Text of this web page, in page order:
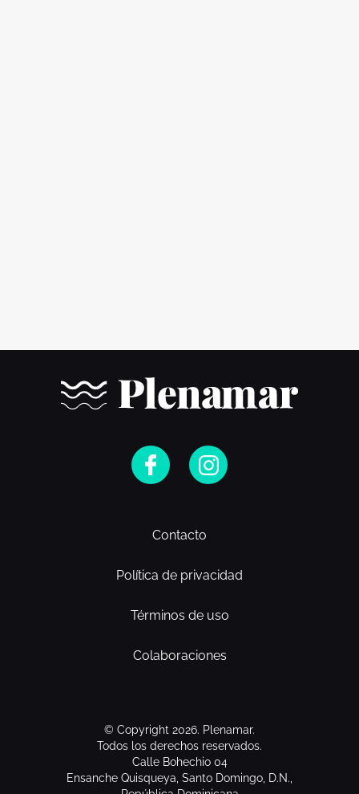
Contacto
Política de privacidad
Términos de uso
Colaboraciones
© Copyright 2026. Plenamar.
Todos los derechos reservados.
Calle Bohechio 04
Ensanche Quisqueya, Santo Domingo, D.N.,